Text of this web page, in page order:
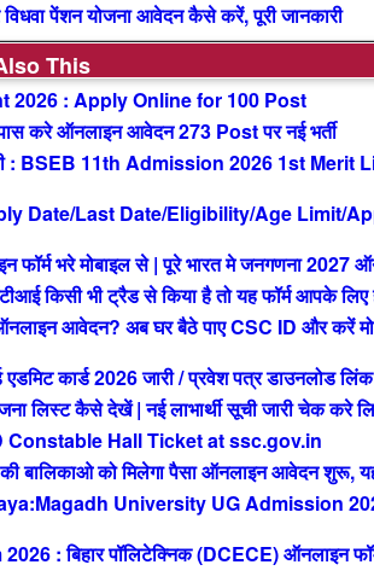
पेंशन योजना आवेदन कैसे करें, पूरी जानकारी
This
2026 : Apply Online for 100 Post
करे ऑनलाइन आवेदन 273 Post पर नई भर्ती
: BSEB 11th Admission 2026 1st Merit
Date/Last Date/Eligibility/Age Limit/
भरे मोबाइल से | पूरे भारत मे जनगणना 2027
भी ट्रैड से किया है तो यह फॉर्म आपके लिए
आवेदन? अब घर बैठे पाए CSC ID और करें
कार्ड 2026 जारी / प्रवेश पत्र डाउनलोड
कैसे देखें | नई लाभार्थी सूची जारी चेक करे
Constable Hall Ticket at ssc.gov.in
को मिलेगा पैसा ऑनलाइन आवेदन शुरू,
University UG Admission
: बिहार पॉलिटेक्निक (DCECE) ऑनलाइन